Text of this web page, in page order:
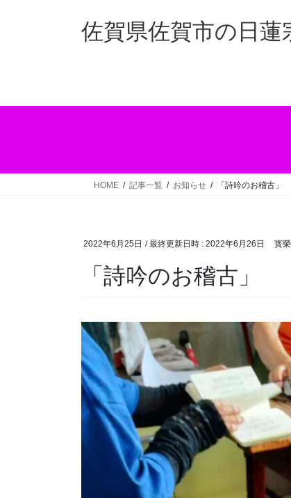
ス
ン
佐賀県佐賀市の日蓮
HOME 記事一覧 お知らせ 「詩吟のお稽古」
2022年6月25日 / 最終更新日時 : 2022年6月26日 寳
「詩吟のお稽古」